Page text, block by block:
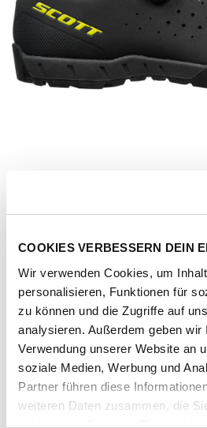
COOKIES VERBESSERN DEIN
Wir verwenden Cookies, um
personalisieren, Funktionen für
zu können und die Zugriffe auf
analysieren. Außerdem geben
Verwendung unserer Website an
soziale Medien, Werbung und
Partner führen diese
weiteren Daten zusammen, die
haben oder die sie im Rahmen
Artikel-Nr.288824-black-yellow
Farbe black/yellow